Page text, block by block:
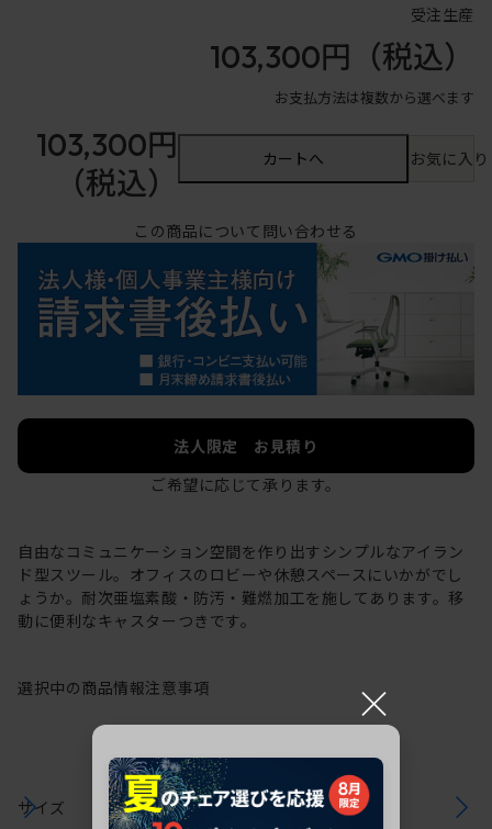
受注生産
103,300円 （税込）
お支払方法は複数から選べます
103,300円
（税込）
カートへ お気に入
この商品について問い合わせる
法人限定 お見積り
ご希望に応じて承ります。
自由なコミュニケーション空間を作り出すシンプルなアイラン
ド型スツール。オフィスのロビーや休憩スペースにいかがでし
ょうか。耐次亜塩素酸・防汚・難燃加工を施してあります。移
動に便利なキャスターつきです。
選択中の商品情報注意事項
サイズ
×